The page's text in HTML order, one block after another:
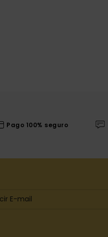
Pago 100% seguro